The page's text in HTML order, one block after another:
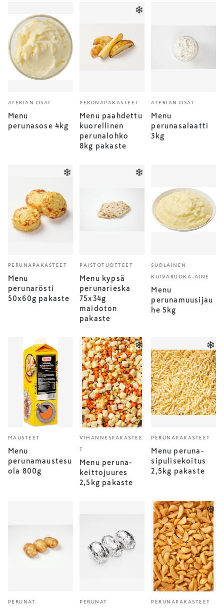
ATERIAN OSAT
Menu
perunasose 4kg
PERUNAPAKASTEET
Menu paahdettu
kuorellinen
perunalohko
8kg pakaste
ATERIAN OSAT
Menu
perunasalaatti
3kg
PERUNAPAKASTEET
Menu
perunarösti
50x60g pakaste
PAISTOTUOTTEET
Menu kypsä
perunarieska
75x34g
maidoton
pakaste
SUOLAINEN
KUIVARUOKA-AINE
Menu
perunamuusijau
he 5kg
MAUSTEET
Menu
perunamaustesu
ola 800g
VIHANNESPAKASTEE
T
Menu peruna-
keittojuures
2,5kg pakaste
PERUNAPAKASTEET
Menu peruna-
sipulisekoitus
2,5kg pakaste
PERUNAT PERUNAT PERUNAPAKASTEET